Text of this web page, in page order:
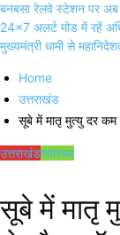
बनबसा रेलवे स्टेशन पर अब
24×7 अलर्ट मोड में रहें
मुख्यमंत्री धामी से
Home
उत्तराखंड
सूबे में मातृ मुत्यु दर कम
उत्तराखंडस्वास्थ्य
सूबे में मातृ